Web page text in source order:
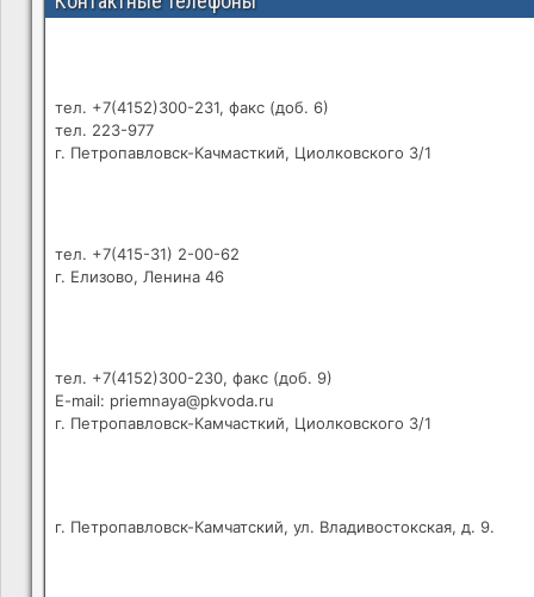
тел. +7(4152)300-231, факс (доб. 6)
тел. 223-977
г. Петропавловск-Качмасткий, Циолковского 3/1
тел. +7(415-31) 2-00-62
г. Елизово, Ленина 46
тел. +7(4152)300-230, факс (доб. 9)
E-mail: priemnaya@pkvoda.ru
г. Петропавловск-Камчасткий, Циолковского 3/1
г. Петропавловск-Камчатский, ул. Владивостокская, д. 9.